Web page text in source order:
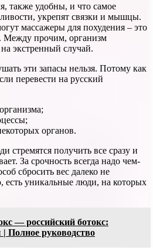
также удобны, и что самое
укрепят связки и мышцы.
массажеры для похудения – это
Между прочим, организм
экстренный случай.
эти запасы нельзя. Потому как
перевести на русский
органов.
стремятся получить все сразу и
За срочность всегда надо чем-
сбросить вес далеко не
уникальные люди, на которых
— российский ботокс:
Полное руководство